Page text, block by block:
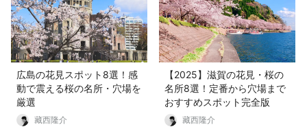
広島の花見スポット8選！感
動で震える桜の名所・穴場を
厳選
藏西隆介
【2025】滋賀の花見・桜の
名所8選！定番から穴場まで
おすすめスポット完全版
藏西隆介